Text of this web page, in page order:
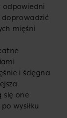
odpowiedni
doprowadzić
mięśni
i ścięgna
się one
wysiłku